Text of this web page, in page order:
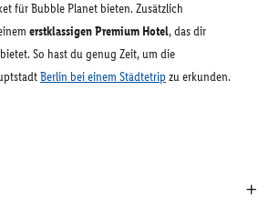
für Bubble Planet bieten. Zusätzlich
erstklassigen Premium Hotel, das dir
So hast du genug Zeit, um die
Berlin bei einem Städtetripzu erkunden.